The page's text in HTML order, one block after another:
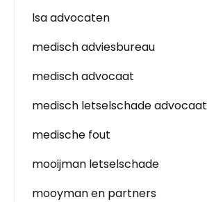
lsa advocaten
medisch adviesbureau
medisch advocaat
medisch letselschade advocaat
medische fout
mooijman letselschade
mooyman en partners